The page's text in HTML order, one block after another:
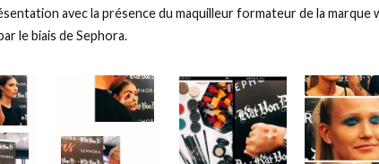
avec la présence du maquilleur formateur de la marque
le biais de Sephora.